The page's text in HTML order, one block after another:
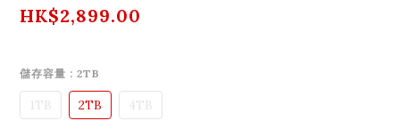
HK$2,899.00
儲存容量 : 2TB
1TB 2TB 4TB